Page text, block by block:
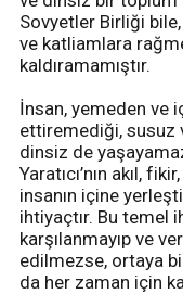
Sovyetler Birliği
ve katliamlara
kaldıramamıştır.
İnsan, yemeden ve
ettiremediği, susuz
dinsiz de
Yaratıcı’nın akıl,
insanın içine
ihtiyaçtır. Bu temel
karşılanmayıp ve
edilmezse, ortaya
da her zaman için